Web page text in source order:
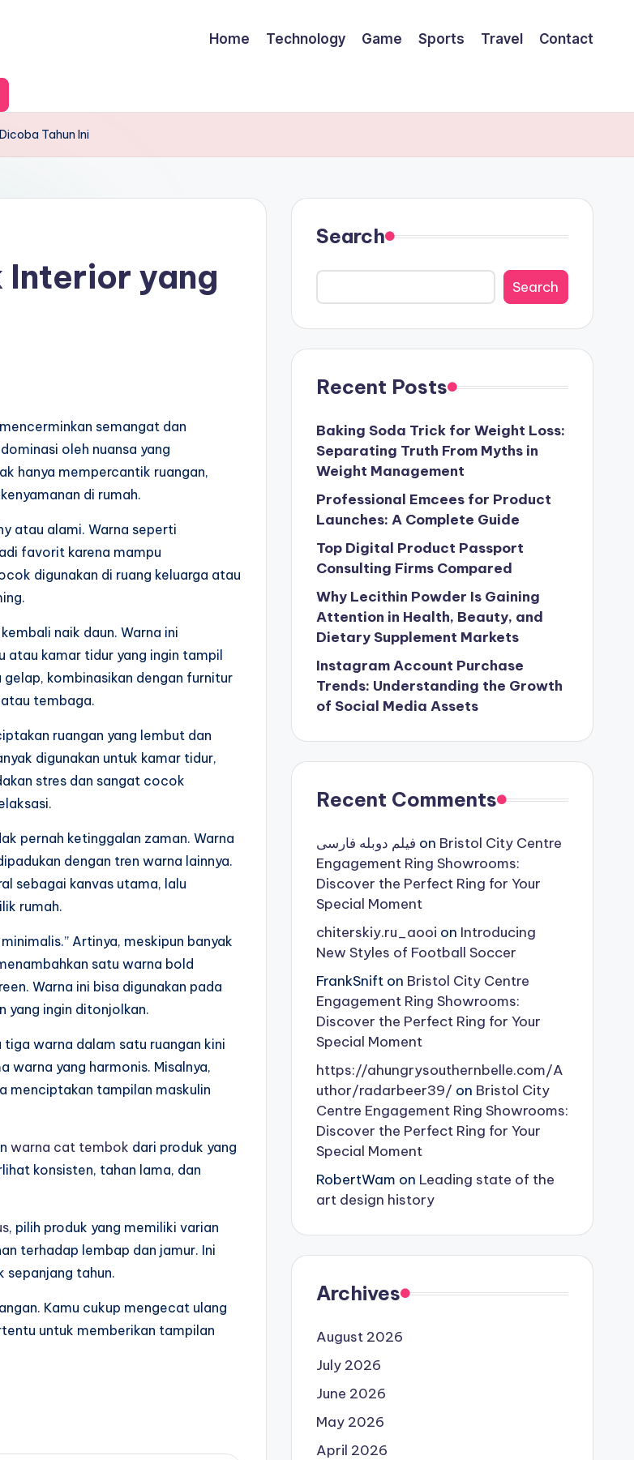
Home Technology Game Sports Travel Contact
Tahun Ini
Interior yang
semangat dan
oleh nuansa yang
hanya mempercantik ruangan,
di rumah.
atau alami. Warna seperti
favorit karena mampu
digunakan di ruang keluarga atau
naik daun. Warna ini
kamar tidur yang ingin tampil
kombinasikan dengan furnitur
tembaga.
ruangan yang lembut dan
digunakan untuk kamar tidur,
stres dan sangat cocok
pernah ketinggalan zaman. Warna
dengan tren warna lainnya.
sebagai kanvas utama, lalu
rumah.
Artinya, meskipun banyak
satu warna bold
Warna ini bisa digunakan pada
yang ingin ditonjolkan.
warna dalam satu ruangan kini
warna yang harmonis. Misalnya,
menciptakan tampilan maskulin
warna cat tembok dari produk yang
konsisten, tahan lama, dan
, pilih produk yang memiliki varian
terhadap lembap dan jamur. Ini
tahun.
Kamu cukup mengecat ulang
untuk memberikan tampilan
Search
Search
Recent Posts
Baking Soda Trick for Weight Loss:
Separating Truth From Myths in
Weight Management
Professional Emcees for Product
Launches: A Complete Guide
Top Digital Product Passport
Consulting Firms Compared
Why Lecithin Powder Is Gaining
Attention in Health, Beauty, and
Dietary Supplement Markets
Instagram Account Purchase
Trends: Understanding the Growth
of Social Media Assets
Recent Comments
فیلم دوبله فارسی on Bristol City Centre
Engagement Ring Showrooms:
Discover the Perfect Ring for Your
Special Moment
chiterskiy.ru_aooi on Introducing
New Styles of Football Soccer
FrankSnifton Bristol City Centre
Engagement Ring Showrooms:
Discover the Perfect Ring for Your
Special Moment
https://ahungrysouthernbelle.com/A
uthor/radarbeer39/ on Bristol City
Centre Engagement Ring Showrooms:
Discover the Perfect Ring for Your
Special Moment
RobertWam on Leading state of the
art design history
Archives
August 2026
July 2026
June 2026
May 2026
April 2026